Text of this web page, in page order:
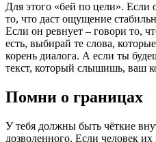
Для этого «бей по цели». Если
то, что даст ощущение
Если он ревнует – говори то,
есть, выбирай те слова,
корень диалога. А если ты
текст, который слышишь, ваш
Помни о границах
У тебя должны быть чёткие
дозволенного. Если человек